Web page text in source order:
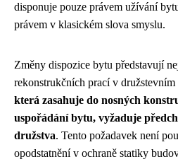
disponuje pouze právem užívání
právem v klasickém slova smyslu.
Změny dispozice bytu představují
rekonstrukčních prací v družstevním
která zasahuje do nosných
uspořádání bytu, vyžaduje
družstva. Tento požadavek není
opodstatnění v ochraně statiky